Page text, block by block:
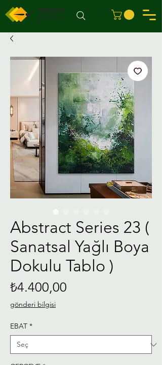
Abstract Series 23 (
Sanatsal Yağlı Boya
Dokulu Tablo )
₺4.400,00
gönderi bilgisi
EBAT *